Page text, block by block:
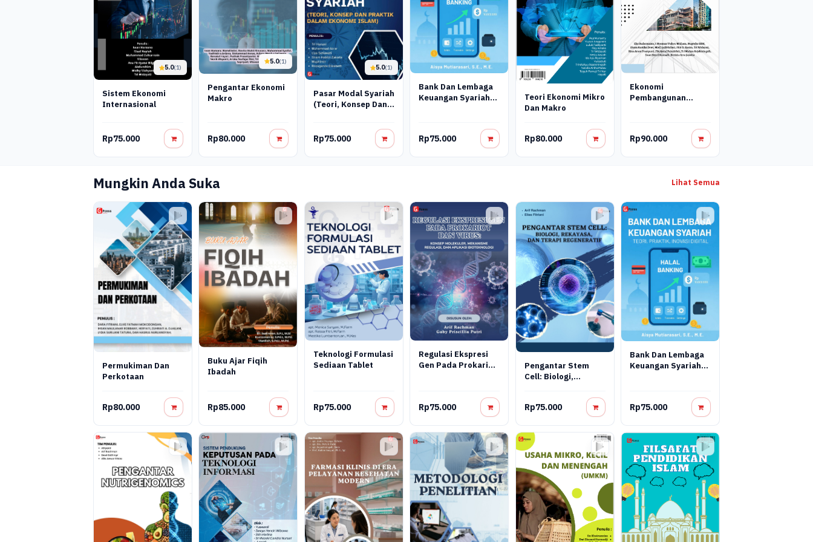
5.0(1)
Sistem Ekonomi
Internasional
Rp75.000
5.0(1)
Pengantar Ekonomi
Makro
Rp80.000
5.0(1)
Pasar Modal Syariah
(Teori, Konsep Dan
Rp75.000
Bank Dan Lembaga
Keuangan Syariah
Rp75.000
Teori Ekonomi Mikro
Dan Makro
Rp80.000
Ekonomi
Pembangunan
Pembangunan
Rp90.000
Mungkin Anda Suka Lihat Semua
Permukiman Dan
Perkotaan
Rp80.000
Buku Ajar Fiqih
Ibadah
Rp85.000
Teknologi Formulasi
Sediaan Tablet
Rp75.000
Regulasi Ekspresi
Gen Pada Prokariot
Regulasi, Dan
Bioteknologi
Rp75.000
Pengantar Stem
Cell: Biologi,
Terapi Regeneratif
Rp75.000
Bank Dan Lembaga
Keuangan Syariah
Rp75.000